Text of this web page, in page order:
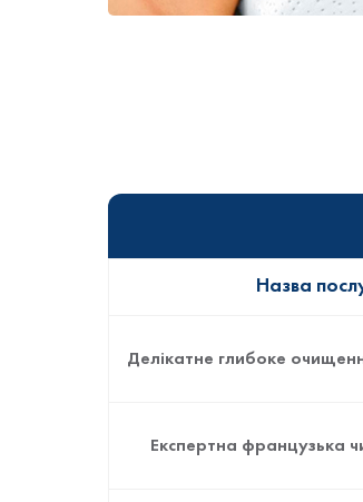
Назва
Делікатне глибоке
Експертна французька